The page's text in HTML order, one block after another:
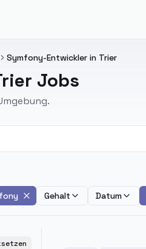
Symfony-Entwickler in Trier
Jobs
Gehalt Datum